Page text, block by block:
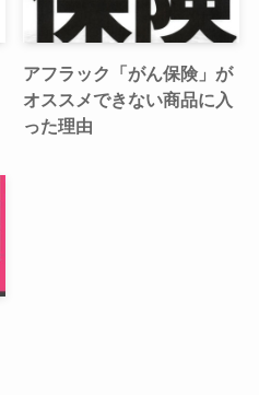
アフラック「がん保険」が
オススメできない商品に入
った理由